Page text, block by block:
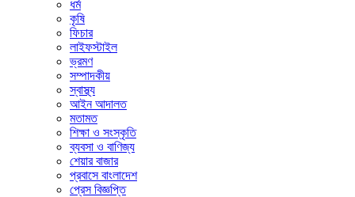
ধর্ম
কৃষি
ফিচার
লাইফস্টাইল
ভ্রমণ
সম্পাদকীয়
স্বাস্থ্য
আইন আদালত
মতামত
শিক্ষা ও সংস্কৃতি
ব্যবসা ও বাণিজ্য
শেয়ার বাজার
প্রবাসে বাংলাদেশ
প্রেস বিজ্ঞপ্তি